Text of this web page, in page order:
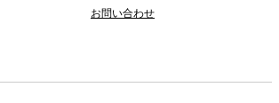
お問い合わせ